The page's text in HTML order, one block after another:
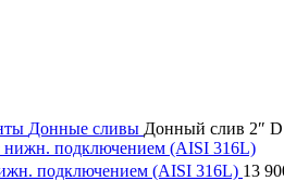
Донные сливы Донный слив 2″
подключением (AISI 316L) 13